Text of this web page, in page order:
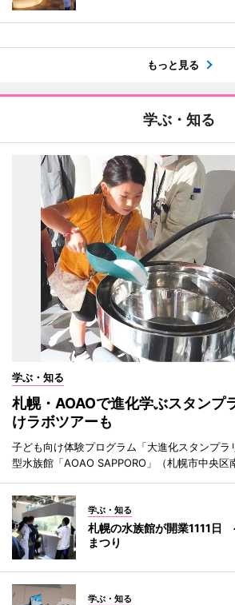
もっと見る
学ぶ・知る
学ぶ・知る
札幌・AOAOで進化学ぶスタン
けラボツアーも
子ども向け体験プログラム「大進化スタンプ
型水族館「AOAO SAPPORO」（札幌市中央区
学ぶ・知る
札幌の水族館が開業1111日
まつり
学ぶ・知る